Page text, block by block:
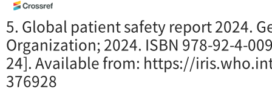
5. Global patient safety report 2024.
Organization; 2024. ISBN 978-92-4-
24]. Available from: https://
376928